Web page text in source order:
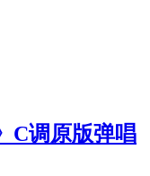
C调原版弹唱